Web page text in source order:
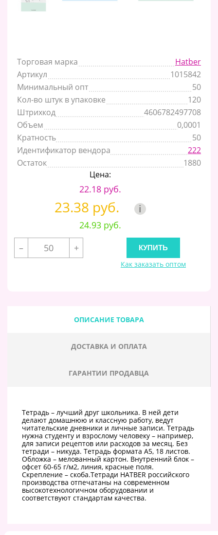
Торговая марка
Hatber
Артикул
1015842
Минимальный опт
50
Кол-во штук в упаковке
120
Штрихкод
4606782497708
Объем
0,0001
Кратность
50
Идентификатор вендора
222
Остаток
1880
Цена:
22.18 руб.
23.38 руб. i
24.93 руб.
–
+
Как заказать оптом
ОПИСАНИЕ ТОВАРА
ДОСТАВКА И ОПЛАТА
ГАРАНТИИ ПРОДАВЦА
Тетрадь – лучший друг школьника. В ней дети
делают домашнюю и классную работу, ведут
читательские дневники и личные записи. Тетрадь
нужна студенту и взрослому человеку – например,
для записи рецептов или расходов за месяц. Без
тетради – никуда. Тетрадь формата А5, 18 листов.
Обложка – мелованный картон. Внутренний блок –
офсет 60-65 г/м2, линия, красные поля.
Скрепление – скоба.Тетради HATBER российского
производства отпечатаны на современном
высокотехнологичном оборудовании и
соответствуют стандартам качества.